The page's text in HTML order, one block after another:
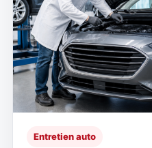
Entretien auto